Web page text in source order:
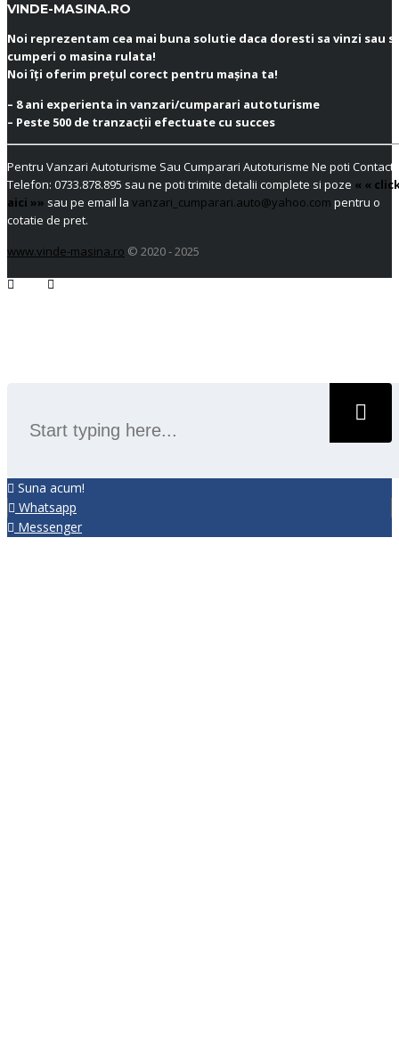
VINDE-MASINA.RO
Noi reprezentam cea mai buna solutie daca doresti sa vinzi sau
cumperi o masina rulata!
Noi îți oferim prețul corect pentru mașina ta!
– 8 ani experienta in vanzari/cumparari autoturisme
– Peste 500 de tranzacții efectuate cu succes
Pentru Vanzari Autoturisme Sau Cumparari Autoturisme Ne poti
Telefon: 0733.878.895 sau ne poti trimite detalii complete si poze « «
aici »» sau pe email la vanzari_cumparari.auto@yahoo.com pentru o
cotatie de pret.
www.vinde-masina.ro © 2020 - 2025
Suna acum!
Whatsapp
Messenger